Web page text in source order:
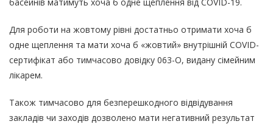
Для роботи на жовтому рівні достатньо отримати хоча б
одне щеплення та мати хоча б «жовтий» внутрішній COVID-
сертифікат або тимчасово довідку 063-О, видану сімейним
лікарем.
Також тимчасово для безперешкодного відвідування
закладів чи заходів дозволено мати негативний результат